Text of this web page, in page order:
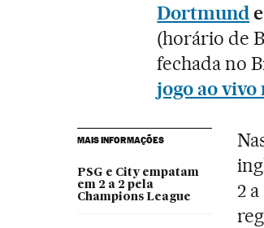
Dortmund
(horário de
fechada no
jogo ao
MAIS INFORMAÇÕES
PSG e City empatam
em 2 a 2 pela
Champions League
2